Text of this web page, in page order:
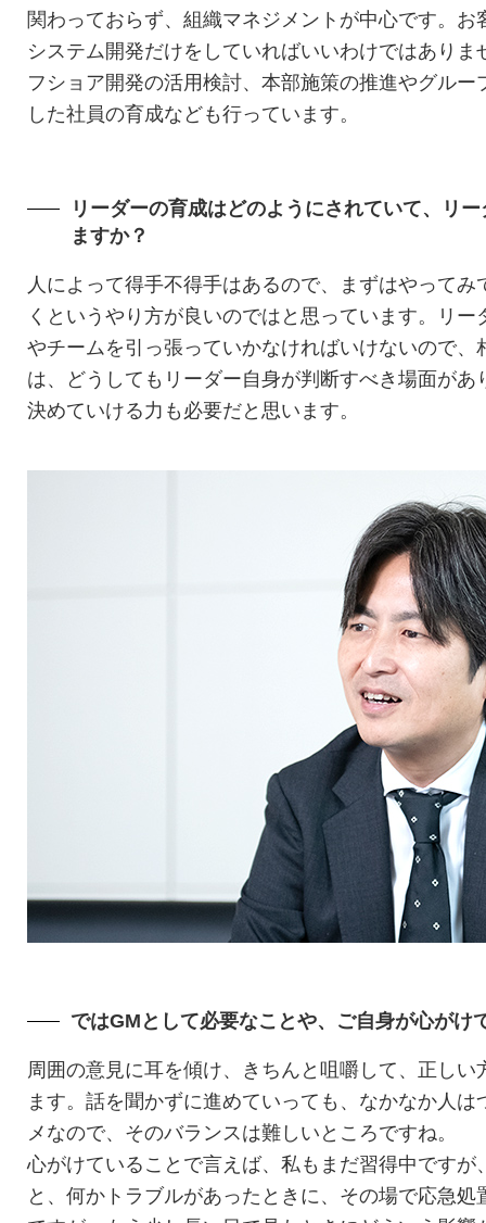
関わっておらず、組織マネジメントが中心です。
システム開発だけをしていればいいわけではあり
フショア開発の活用検討、本部施策の推進やグル
した社員の育成なども行っています。
リーダーの育成はどのようにされていて、リ
ますか？
人によって得手不得手はあるので、まずはやって
くというやり方が良いのではと思っています。リ
やチームを引っ張っていかなければいけないので
は、どうしてもリーダー自身が判断すべき場面が
決めていける力も必要だと思います。
ではGMとして必要なことや、ご自身が心がけ
周囲の意見に耳を傾け、きちんと咀嚼して、正し
ます。話を聞かずに進めていっても、なかなか人
メなので、そのバランスは難しいところですね。
心がけていることで言えば、私もまだ習得中です
と、何かトラブルがあったときに、その場で応急